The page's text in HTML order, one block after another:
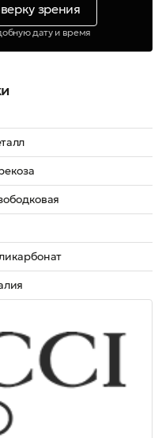
зрения
дату и время